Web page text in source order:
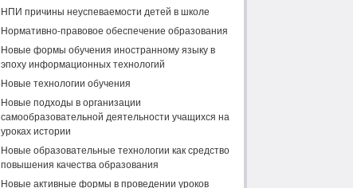
НПИ причины неуспеваемости детей в школе
Нормативно-правовое обеспечение образования
Новые формы обучения иностранному языку в
эпоху информационных технологий
Новые технологии обучения
Новые подходы в организации
самообразовательной деятельности учащихся на
уроках истории
Новые образовательные технологии как средство
повышения качества образования
Новые активные формы в проведении уроков